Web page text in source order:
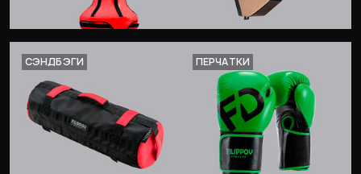
СЭНДБЭГИ ПЕРЧАТКИ